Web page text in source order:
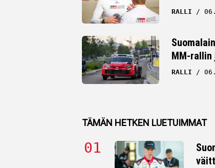
RALLI
MM-rallin
RALLI
TÄMÄN HETKEN LUETUIMMAT